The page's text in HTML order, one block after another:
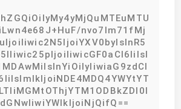
nvo7lm71fMj